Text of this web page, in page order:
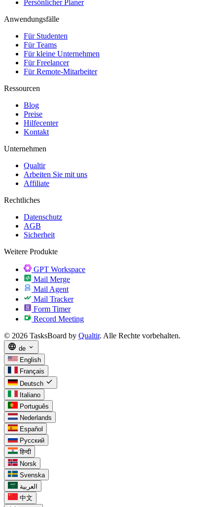
Persönlicher Planer
Anwendungsfälle
Für Studenten
Für Teams
Für kleine Unternehmen
Für Freelancer
Für Remote-Mitarbeiter
Ressourcen
Blog
Preise
Hilfecenter
Kontakt
Unternehmen
Qualtir
Arbeiten Sie mit uns
Affiliate
Rechtliches
Datenschutz
AGB
Sicherheit
Weitere Produkte
GPT Workspace
Mail Merge
Mail Agent
Mail Tracker
Form Timer
Record Meeting
© 2026 TasksBoard by Qualtir. Alle Rechte vorbehalten.
language de expand_more
English
Français
Deutsch check
Italiano
Português
Nederlands
Español
Русский
हिन्दी
Norsk
Svenska
العربية
中文